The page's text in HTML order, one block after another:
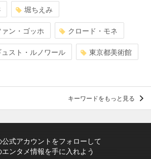
堀ちえみ
ン・ゴッホ クロード・モネ
スト・ルノワール 東京都美術館
キーワードをもっと見る
公式アカウントをフォローして
ンタメ情報を手に入れよう